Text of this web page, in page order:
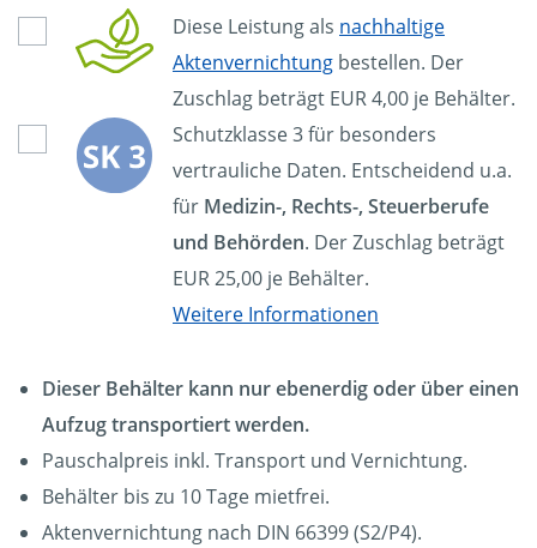
Diese Leistung als nachhaltige
Aktenvernichtung bestellen. Der
Zuschlag beträgt EUR 4,00 je Behälter.
Schutzklasse 3 für besonders
vertrauliche Daten. Entscheidend u.a.
für Medizin-, Rechts-, Steuerberufe
und Behörden. Der Zuschlag beträgt
EUR 25,00 je Behälter.
Weitere Informationen
Dieser Behälter kann nur ebenerdig oder über einen
Aufzug transportiert werden.
Pauschalpreis inkl. Transport und Vernichtung.
Behälter bis zu 10 Tage mietfrei.
Aktenvernichtung nach DIN 66399 (S2/P4).